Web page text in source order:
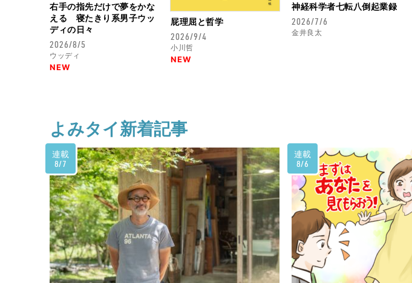
右手の指先だけで夢をかな
える 寝たきり系男子ウッ
ディの日々
2026/8/5
ウッディ
NEW
屁理屈と哲学
2026/9/4
小川哲
NEW
神経科学者七転八倒起業録
2026/7/6
金井良太
よみタイ新着記事
連載
8/7
連載
8/6